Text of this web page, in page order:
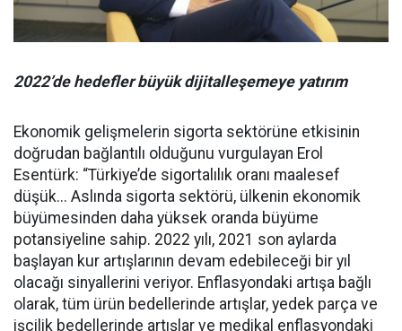
2022’de hedefler büyük dijitalleşemeye yatırım
Ekonomik gelişmelerin sigorta sektörüne etkisinin
doğrudan bağlantılı olduğunu vurgulayan Erol
Esentürk: “Türkiye’de sigortalılık oranı maalesef
düşük... Aslında sigorta sektörü, ülkenin ekonomik
büyümesinden daha yüksek oranda büyüme
potansiyeline sahip. 2022 yılı, 2021 son aylarda
başlayan kur artışlarının devam edebileceği bir yıl
olacağı sinyallerini veriyor. Enflasyondaki artışa bağlı
olarak, tüm ürün bedellerinde artışlar, yedek parça ve
işçilik bedellerinde artışlar ve medikal enflasyondaki